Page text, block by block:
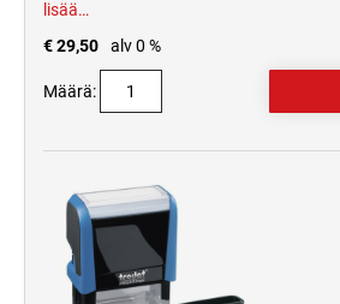
lisää…
€ 29,50
alv 0 %
Määrä: